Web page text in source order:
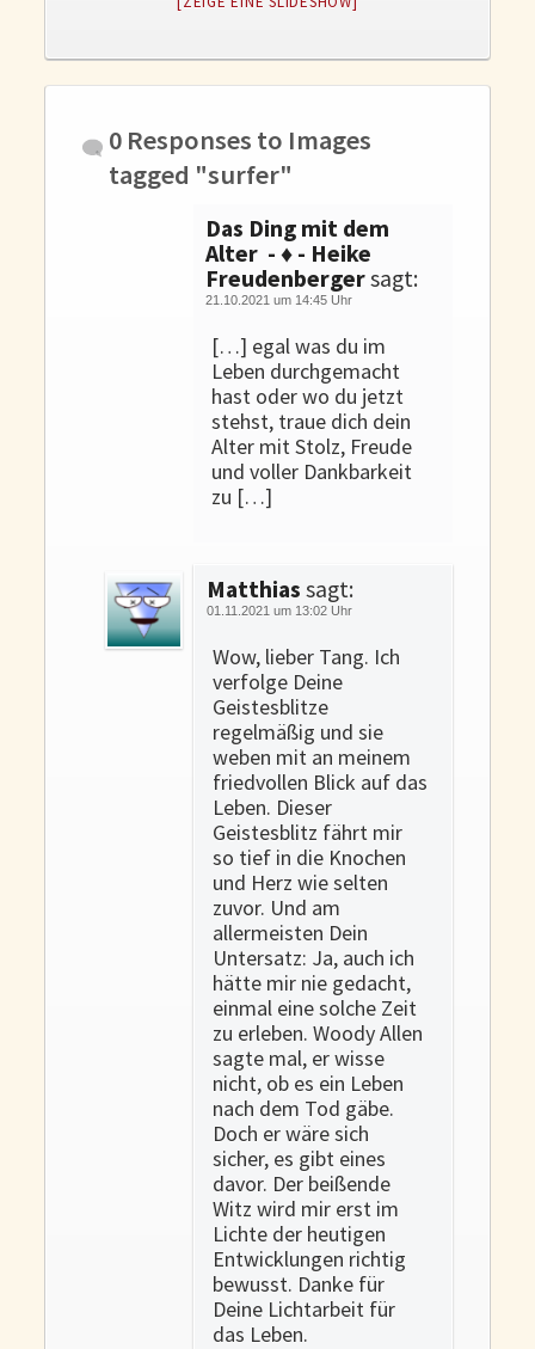
Gedanken und Gefühle
Bücher
Momoko
Die zwei Leben des Herrn Richie
0 Responses to Images
tagged "surfer"
Das Ding mit dem
Alter - ♦ - Heike
Freudenbergersagt:
21.10.2021 um 14:45 Uhr
[…] egal was du im
Leben durchgemacht
hast oder wo du jetzt
stehst, traue dich dein
Alter mit Stolz, Freude
und voller Dankbarkeit
zu […]
Matthias sagt:
01.11.2021 um 13:02 Uhr
Wow, lieber Tang. Ich
verfolge Deine
Geistesblitze
regelmäßig und sie
weben mit an meinem
friedvollen Blick auf das
Leben. Dieser
Geistesblitz fährt mir
so tief in die Knochen
und Herz wie selten
zuvor. Und am
allermeisten Dein
Untersatz: Ja, auch ich
hätte mir nie gedacht,
einmal eine solche Zeit
zu erleben. Woody Allen
sagte mal, er wisse
nicht, ob es ein Leben
nach dem Tod gäbe.
Doch er wäre sich
sicher, es gibt eines
davor. Der beißende
Witz wird mir erst im
Lichte der heutigen
Entwicklungen richtig
bewusst. Danke für
Deine Lichtarbeit für
das Leben.